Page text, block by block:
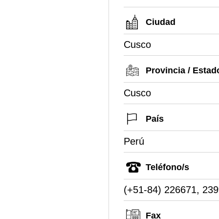
Ciudad
Cusco
Provincia /
Cusco
País
Perú
Teléfono/s
(+51-84) 226671,
Fax